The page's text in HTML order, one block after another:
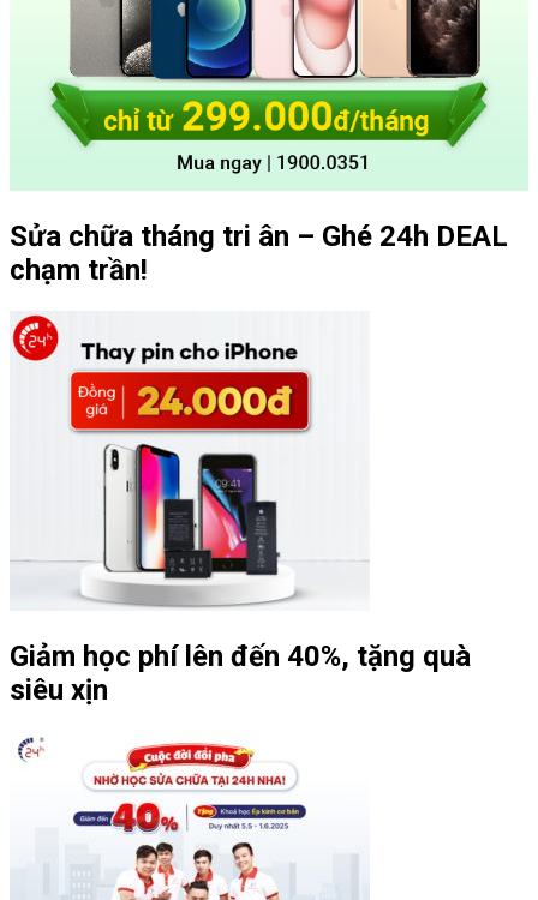
Sửa chữa tháng tri ân – Ghé 24h DEAL
chạm trần!
Giảm học phí lên đến 40%, tặng quà
siêu xịn